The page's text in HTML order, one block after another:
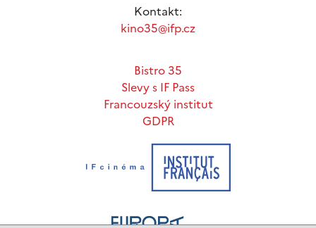
Kontakt:
kino35@ifp.cz
Bistro 35
Slevy s IF Pass
Francouzský institut
GDPR